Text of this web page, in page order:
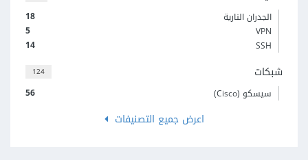
18
الجدران النارية
5
VPN
14
SSH
124 شبكات
56 سيسكو (Cisco)
اعرض جميع التصنيفات